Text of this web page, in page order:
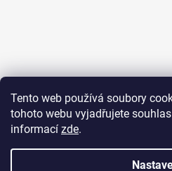
Tento web používá soubory
tohoto webu vyjadřujete
informací zde.
Vážení zákazníci, na webu
RedEd.cz - čerpadla a